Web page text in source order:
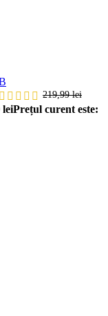
219,99lei
leiPrețul curent este: